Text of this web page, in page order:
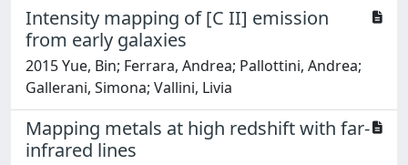
Intensity mapping of [C II] emission
from early galaxies
2015 Yue, Bin; Ferrara, Andrea; Pallottini, Andrea;
Gallerani, Simona; Vallini, Livia
Mapping metals at high redshift with far-
infrared lines